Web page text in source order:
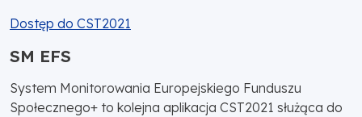
Dostęp do CST2021
SM EFS
System Monitorowania Europejskiego Funduszu
Społecznego+ to kolejna aplikacja CST2021 służąca do